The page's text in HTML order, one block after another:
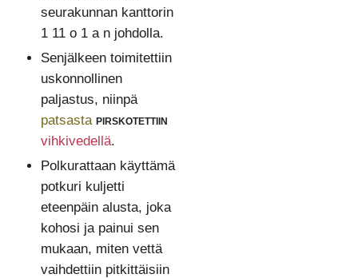
seurakunnan kanttorin
1 11 o 1 a n johdolla.
Senjälkeen toimitettiin
uskonnollinen
paljastus, niinpä
patsasta pirskotettiin
vihkivedellä.
Polkurattaan käyttämä
potkuri kuljetti
eteenpäin alusta, joka
kohosi ja painui sen
mukaan, miten vettä
vaihdettiin pitkittäisiin